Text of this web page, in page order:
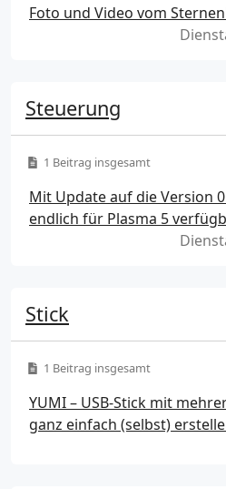
Foto und Video vom
Steuerung
1 Beitrag insgesamt
Mit Update auf die Version
endlich für Plasma 5
Stick
1 Beitrag insgesamt
YUMI – USB-Stick mit
ganz einfach (selbst)